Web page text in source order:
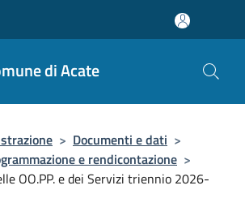
di Acate
> Documenti e dati >
e rendicontazione >
OO.PP. e dei Servizi triennio 2026-